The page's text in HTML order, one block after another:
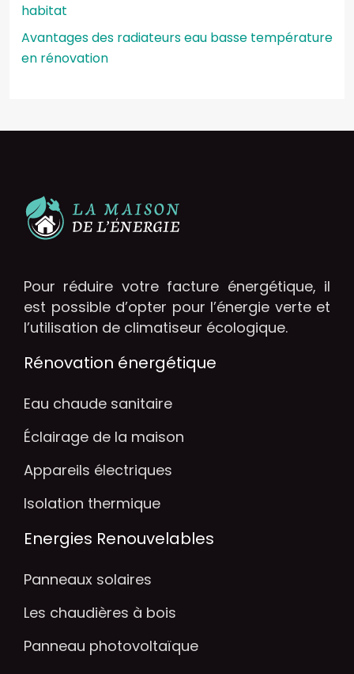
habitat
Avantages des radiateurs eau basse température
en rénovation
Pour réduire votre facture énergétique, il
est possible d’opter pour l’énergie verte et
l’utilisation de climatiseur écologique.
Rénovation énergétique
Eau chaude sanitaire
Éclairage de la maison
Appareils électriques
Isolation thermique
Energies Renouvelables
Panneaux solaires
Les chaudières à bois
Panneau photovoltaïque